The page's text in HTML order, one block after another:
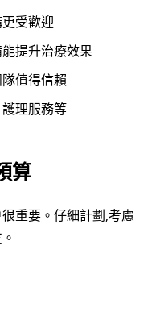
受歡迎
提升治療效果
值得信賴
理服務等
算
重要。仔細計劃,考慮